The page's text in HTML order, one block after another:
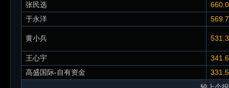
张民选
于永洋
黄小兵
王心宇
高盛国际-自有资金